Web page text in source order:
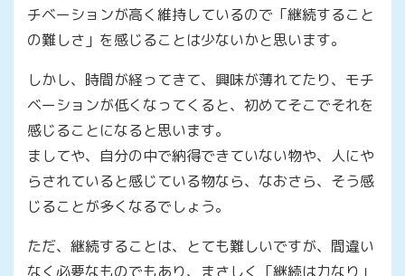
チベーションが高く維持しているので「継続すること
の難しさ」を感じることは少ないかと思います。
しかし、時間が経ってきて、興味が薄れてたり、モチ
ベーションが低くなってくると、初めてそこでそれを
感じることになると思います。
ましてや、自分の中で納得できていない物や、人にや
らされていると感じている物なら、なおさら、そう感
じることが多くなるでしょう。
ただ、継続することは、とても難しいですが、間違い
なく必要なものでもあり、まさしく「継続は力なり」